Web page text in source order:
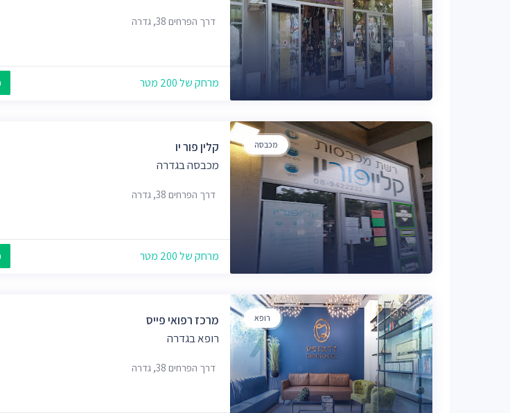
דרך הפרחים 38, גדרה
מרחק של 200 מטר
מכבסה
קלין פור יו
מכבסה בגדרה
דרך הפרחים 38, גדרה
מרחק של 200 מטר
רופא
מרכז רפואי פייס
רופא בגדרה
דרך הפרחים 38, גדרה